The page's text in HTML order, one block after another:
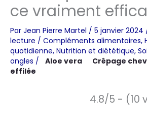
ce vraiment
Par Jean Pierre Martel / 5 janvier 2024
lecture / Compléments alimentaires,
quotidienne, Nutrition et diététique,
ongles / Aloe vera Crêpage
effilée
4.8/5 - (10